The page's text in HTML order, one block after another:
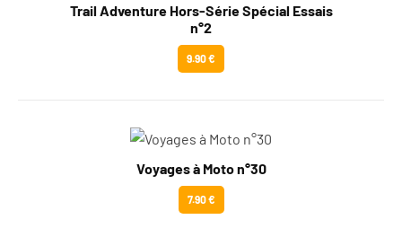
Trail Adventure Hors-Série Spécial Essais
n°2
9.90 €
Voyages à Moto n°30
7.90 €